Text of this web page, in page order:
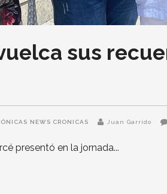
sus
NEWS CRONICAS Juan Garrido
presentó en la jornada